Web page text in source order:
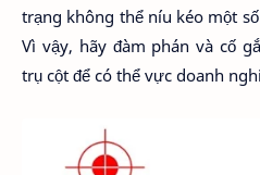
trạng không thể níu kéo một
Vì vậy, hãy đàm phán và cố
trụ cột để có thể vực doanh